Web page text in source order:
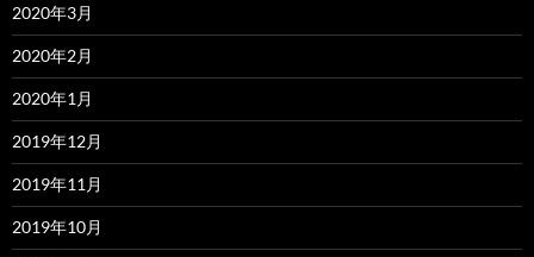
2020年3月
2020年2月
2020年1月
2019年12月
2019年11月
2019年10月